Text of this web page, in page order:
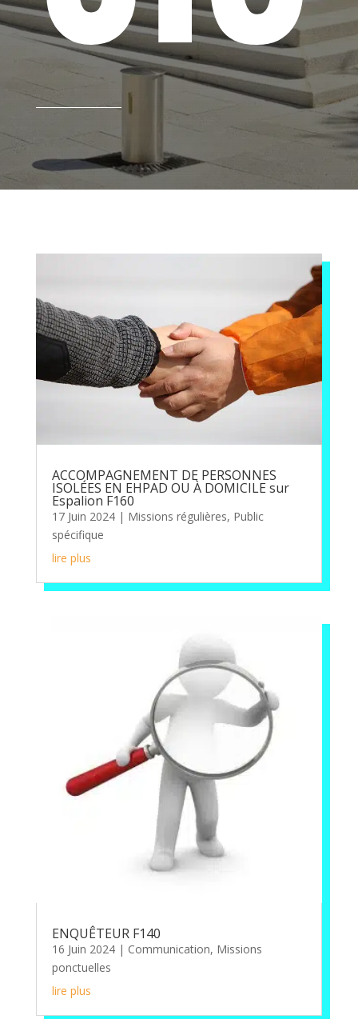
ACCOMPAGNEMENT DE PERSONNES
ISOLÉES EN EHPAD OU À DOMICILE sur
Espalion F160
17 Juin 2024| Missions régulières, Public
spécifique
lire plus
ENQUÊTEUR F140
16 Juin 2024| Communication, Missions
ponctuelles
lire plus